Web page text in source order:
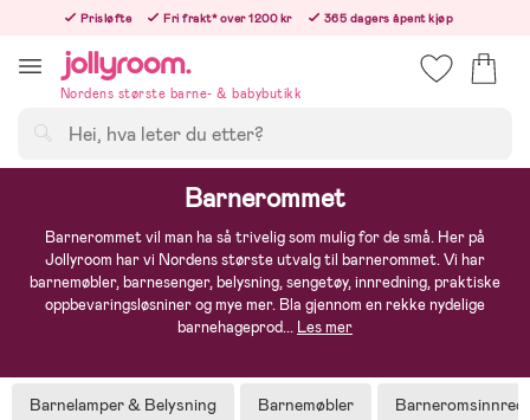
innehållet
Prisløfte Fri frakt* over 1200 kr
365 dagers åpent kjøp
Nordens største barne- & babybutikk
Barnerommet
Barnerommet vil man ha så trivelig som mulig for de små. Her på
Jollyroom har vi Nordens største utvalg til barnerommet. Vi har
barnemøbler, barnesenger, belysning, sengetøy, innredning, praktiske
oppbevaringsløsniner og mye mer. Bla gjennom en rekke nydelige
barnehageprod... Les mer
Barnelamper & Belysning Barnemøbler